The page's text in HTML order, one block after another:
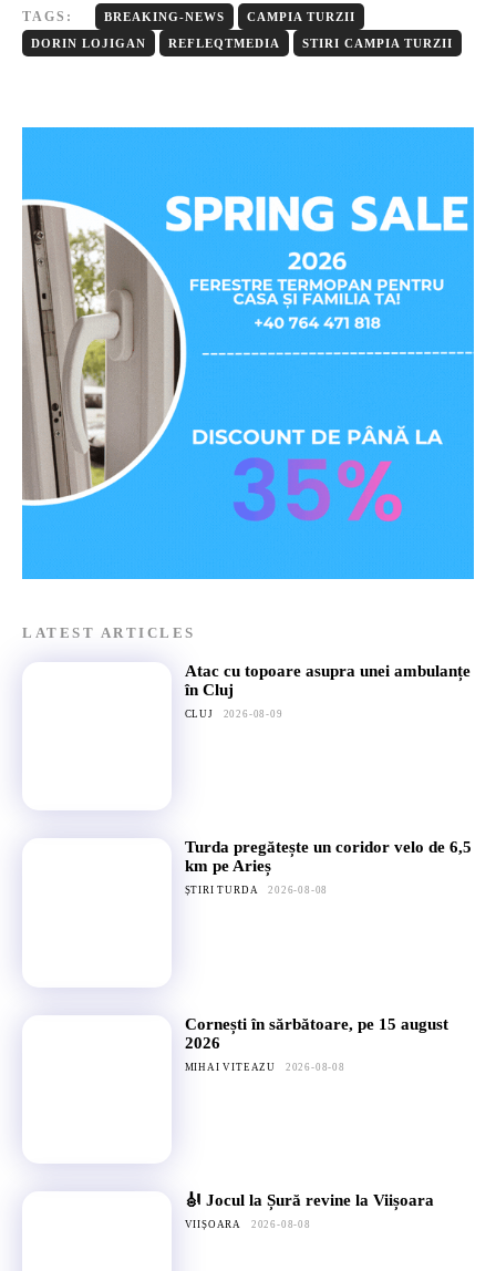
TAGS: BREAKING-NEWS
CAMPIA TURZII
DORIN LOJIGAN
REFLEQTMEDIA STIRI CAMPIA TURZII
LATEST ARTICLES
Atac cu topoare asupra unei ambulanțe
în Cluj
CLUJ 2026-08-09
Turda pregătește un coridor velo de 6,5
km pe Arieș
ȘTIRI TURDA 2026-08-08
Cornești în sărbătoare, pe 15 august
2026
MIHAI VITEAZU 2026-08-08
🎻 Jocul la Șură revine la Viișoara
VIIȘOARA 2026-08-08